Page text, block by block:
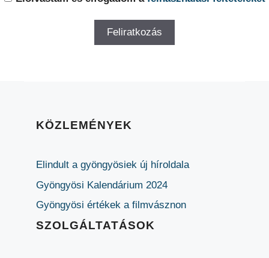
KÖZLEMÉNYEK
Elindult a gyöngyösiek új híroldala
Gyöngyösi Kalendárium 2024
Gyöngyösi értékek a filmvásznon
SZOLGÁLTATÁSOK